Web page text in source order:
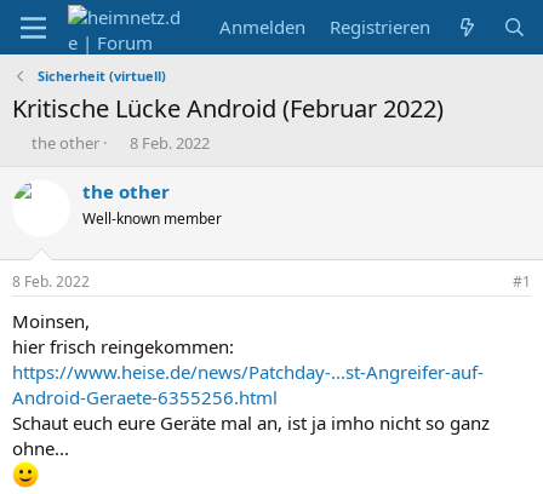
Anmelden Registrieren
Sicherheit (virtuell)
Kritische Lücke Android (Februar 2022)
E
s
l
e
r
the other
E
s
e
t
8 Feb. 2022
the other
Well-known member
8 Feb. 2022 #1
Moinsen,
hier frisch reingekommen:
https://www.heise.de/news/Patchday-...st-Angreifer-auf-
Android-Geraete-6355256.html
Schaut euch eure Geräte mal an, ist ja imho nicht so ganz
ohne...